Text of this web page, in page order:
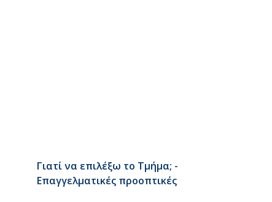
Γιατί να επιλέξω το Τμήμα; -
Επαγγελματικές προοπτικές